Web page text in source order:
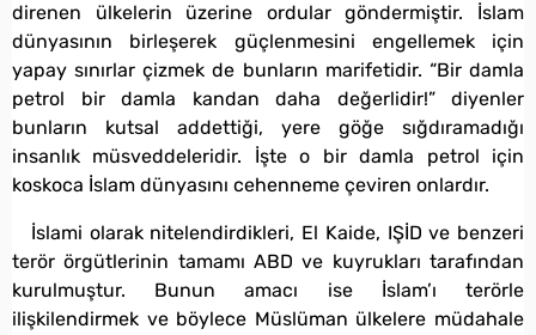
direnen ülkelerin üzerine ordular göndermiştir. İslam
dünyasının birleşerek güçlenmesini engellemek için
yapay sınırlar çizmek de bunların marifetidir. “Bir damla
petrol bir damla kandan daha değerlidir!” diyenler
bunların kutsal addettiği, yere göğe sığdıramadığı
insanlık müsveddeleridir. İşte o bir damla petrol için
koskoca İslam dünyasını cehenneme çeviren onlardır.
İslami olarak nitelendirdikleri, El Kaide, IŞİD ve benzeri
terör örgütlerinin tamamı ABD ve kuyrukları tarafından
kurulmuştur. Bunun amacı ise İslam’ı terörle
ilişkilendirmek ve böylece Müslüman ülkelere müdahale